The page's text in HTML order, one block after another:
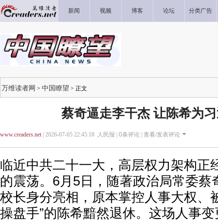
新闻 视频 博客 论坛 分类广告
万维读者网 > 中国瞭望 > 正文
蔡奇逼走李干杰 让陈希为
www.creaders.net| 2026-07-05 22:45:18 人民报 | 0条评论 | 查看/发表评论
临近中共二十一大，高层权力架构正
的震荡。6月5日，随著政治局常委蔡
校长身分亮相，原本掌控人事大权、
操盘手”的陈希黯然退休。这场人事